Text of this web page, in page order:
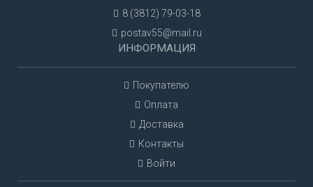
8 (3812) 79-03-18
postav55@mail.ru
ИНФОРМАЦИЯ
Покупателю
Оплата
Доставка
Контакты
Войти